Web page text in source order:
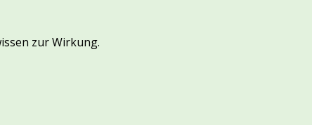
zur Wirkung.